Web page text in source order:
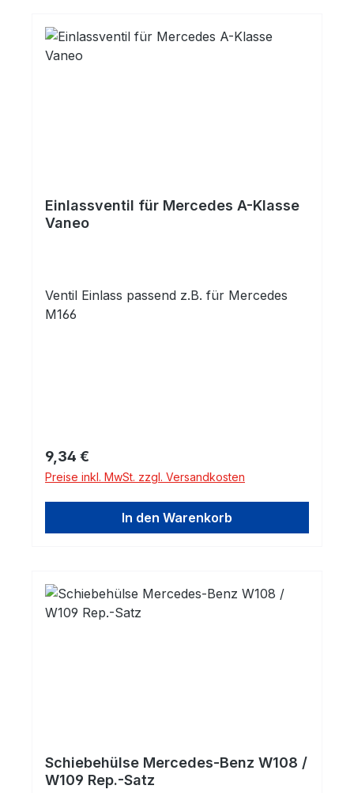
Einlassventil für Mercedes A-Klasse
Vaneo
Ventil Einlass passend z.B. für Mercedes
M166
Regulärer Preis:
9,34 €
Preise inkl. MwSt. zzgl. Versandkosten
In den Warenkorb
Schiebehülse Mercedes-Benz W108 /
W109 Rep.-Satz